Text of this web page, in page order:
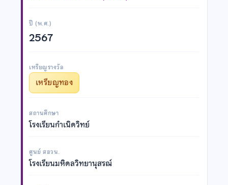
ปี (พ.ศ.)
2567
เหรียญรางวัล
เหรียญทอง
สถานศึกษา
โรงเรียนกำเนิดวิทย์
ศูนย์ สอวน.
โรงเรียนมหิดลวิทยานุสรณ์